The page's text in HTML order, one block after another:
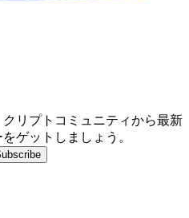
リプトコミュニティから最新
ゲットしましょう。